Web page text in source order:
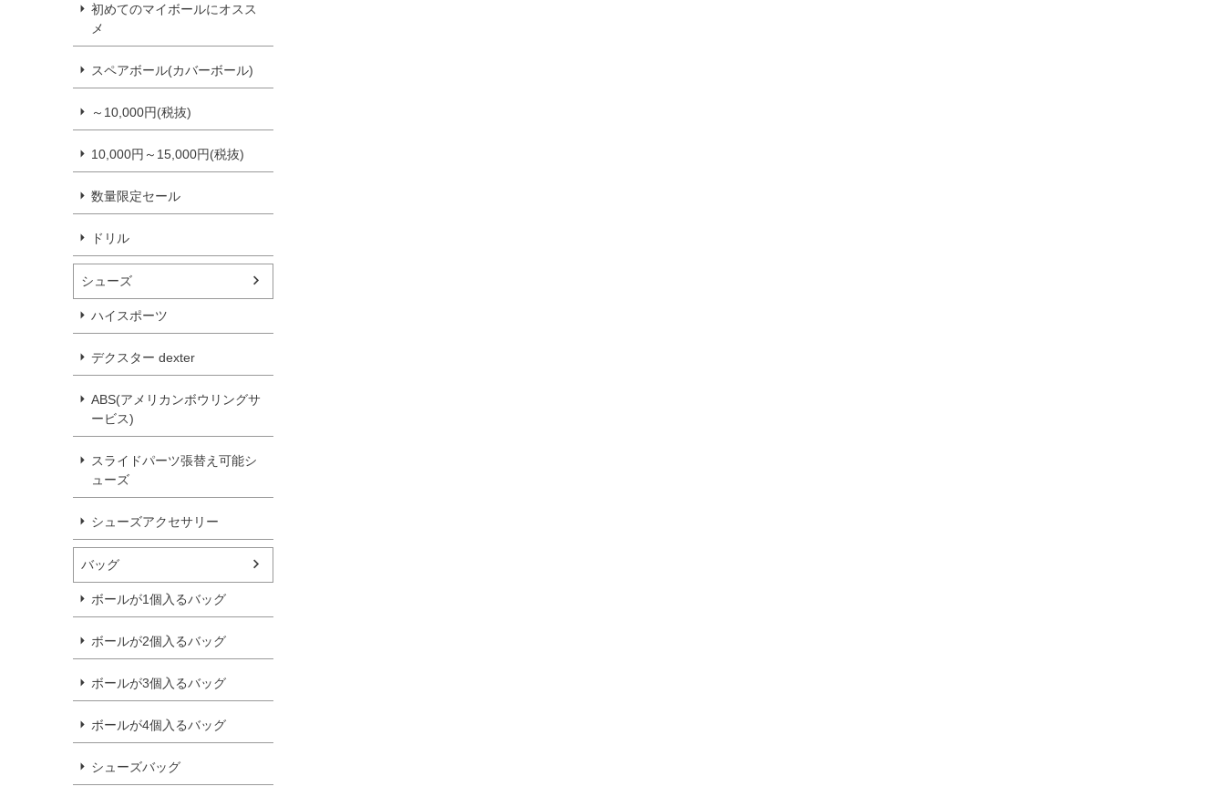
初めてのマイボールにオスス
メ
スペアボール(カバーボール)
～10,000円(税抜)
10,000円～15,000円(税抜)
数量限定セール
ドリル
シューズ
ハイスポーツ
デクスター dexter
ABS(アメリカンボウリングサ
ービス)
スライドパーツ張替え可能シ
ューズ
シューズアクセサリー
バッグ
ボールが1個入るバッグ
ボールが2個入るバッグ
ボールが3個入るバッグ
ボールが4個入るバッグ
シューズバッグ